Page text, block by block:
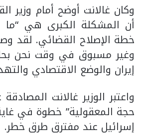
وكان غالانت أوضح أمام وزير
أن المشكلة الكبرى هي “ما
خطة الإصلاح القضائي. لقد
وغير مسبوق في وقت نحن
إيران والوضع الاقتصادي
واعتبر الوزير غالانت
حجة المعقولية” خطوة في
إسرائيل عند مفترق طرق خطر.